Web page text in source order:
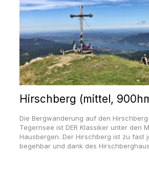
Hirschberg (mittel,
Die Bergwanderung auf den Hirschberg
Tegernsee ist DER Klassiker unter den
Hausbergen. Der Hirschberg ist zu fast
begehbar und dank des